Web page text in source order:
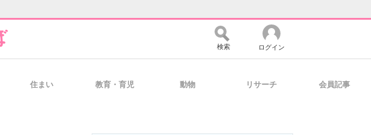
検索 ログイン
住まい 教育・育児 動物 リサーチ 会員記事